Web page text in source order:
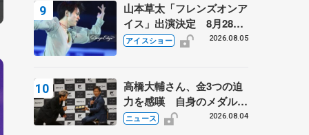
山本草太「フレンズオンア
イス」出演決定 8月28日
（金）2公演のみ 荒川静
アイスショー 2026.08.05
高橋大輔さん、金3つの迫
力を感嘆 自身のメダルは
「どちらに？」 〝リス兄
ニュース 2026.08.04